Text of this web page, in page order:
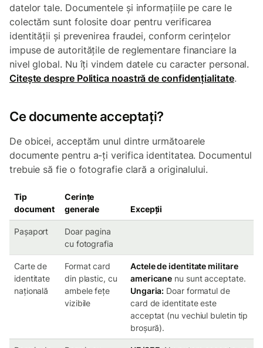
datelor tale. Documentele și informațiile pe care le
colectăm sunt folosite doar pentru verificarea
identității și prevenirea fraudei, conform cerințelor
impuse de autoritățile de reglementare financiare la
nivel global. Nu îți vindem datele cu caracter personal.
Citește despre Politica noastră de confidențialitate.
Ce documente acceptați?
De obicei, acceptăm unul dintre următoarele
documente pentru a-ți verifica identitatea. Documentul
trebuie să fie o fotografie clară a originalului.
Tip
document
Cerințe
generale
Excepții
Pașaport
Doar pagina
cu fotografia
Carte de
identitate
națională
Format card
din plastic, cu
ambele fețe
vizibile
Actele de identitate militare
americane nu sunt acceptate.
Ungaria: Doar formatul de
card de identitate este
acceptat (nu vechiul buletin tip
broșură).